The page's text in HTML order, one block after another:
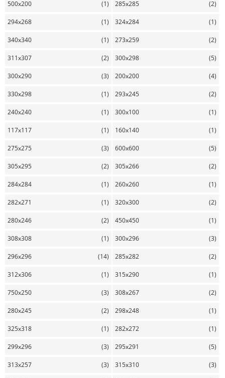
500x200 (1) 285x285 (2)
294x268 (1) 324x284 (1)
340x340 (1) 273x259 (2)
311x307 (2) 300x298 (5)
300x290 (3) 200x200 (4)
330x298 (1) 293x245 (2)
240x240 (1) 300x100 (1)
117x117 (1) 160x140 (1)
275x275 (3) 600x600 (5)
305x295 (2) 305x266 (2)
284x284 (1) 260x260 (1)
282x271 (1) 320x300 (2)
280x246 (2) 450x450 (1)
308x308 (1) 300x296 (3)
296x296 (14) 285x282 (2)
312x306 (1) 315x290 (1)
750x250 (3) 308x267 (2)
280x245 (2) 298x248 (1)
325x318 (1) 282x272 (1)
299x296 (3) 295x291 (5)
313x257 (3) 315x310 (3)